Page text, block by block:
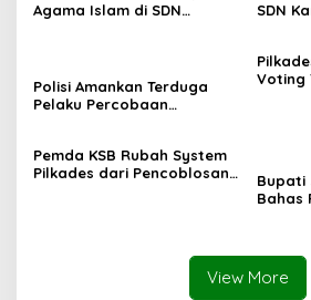
Agama Islam di SDN
SDN
Polisi Amankan Terduga
Pelaku Percobaan
Voting
Pemda KSB Rubah System
Pilkades dari Pencoblosan
Bupati
Bahas
View More